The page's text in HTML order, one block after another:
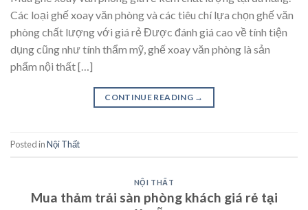
Các loại ghế xoay văn phòng và các tiêu chí lựa chọn ghế văn
phòng chất lượng với giá rẻ Được đánh giá cao về tính tiện
dụng cũng như tính thẩm mỹ, ghế xoay văn phòng là sản
phẩm nội thất […]
CONTINUE READING →
Posted inNội Thất
NỘI THẤT
Mua thảm trải sàn phòng khách giá rẻ tại